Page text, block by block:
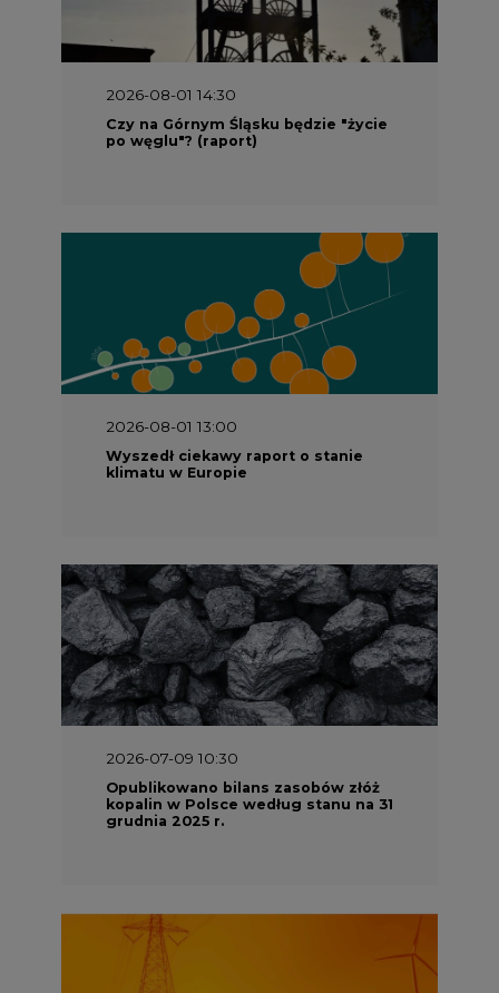
2026-08-01 14:30
Czy na Górnym Śląsku będzie "życie
po węglu"? (raport)
2026-08-01 13:00
Wyszedł ciekawy raport o stanie
klimatu w Europie
2026-07-09 10:30
Opublikowano bilans zasobów złóż
kopalin w Polsce według stanu na 31
grudnia 2025 r.